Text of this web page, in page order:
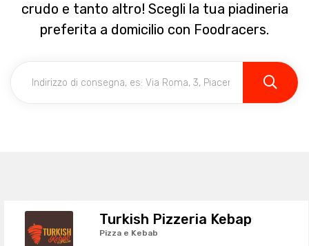
crudo e tanto altro! Scegli la tua piadineria
preferita a domicilio con Foodracers.
Turkish Pizzeria Kebap
Pizza e Kebab